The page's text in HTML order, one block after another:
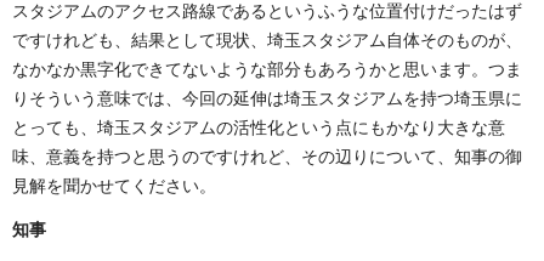
スタジアムのアクセス路線であるというふうな位置付けだったはず
ですけれども、結果として現状、埼玉スタジアム自体そのものが、
なかなか黒字化できてないような部分もあろうかと思います。つま
りそういう意味では、今回の延伸は埼玉スタジアムを持つ埼玉県に
とっても、埼玉スタジアムの活性化という点にもかなり大きな意
味、意義を持つと思うのですけれど、その辺りについて、知事の御
見解を聞かせてください。
知事